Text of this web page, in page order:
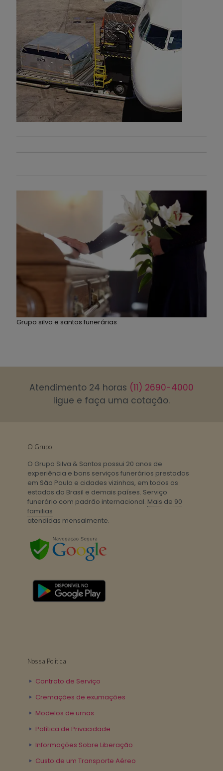
Grupo silva e santos funerárias
Atendimento 24 horas (11) 2690-4000
ligue e faça uma cotação.
O Grupo
O Grupo Silva & Santos possui 20 anos de
experiência e bons serviços funerários prestados
em São Paulo e cidades vizinhas, em todos os
estados do Brasil e demais países. Serviço
funerário com padrão internacional. Mais de 90
familias
atendidas mensalmente.
Nossa Politica
Contrato de Serviço
Cremações de exumações
Modelos de urnas
Política de Privacidade
Informações Sobre Liberação
Custo de um Transporte Aéreo